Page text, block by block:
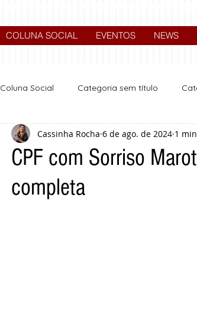
COLUNA SOCIAL EVENTOS NEWS
Coluna Social Categoria sem título
Nova categoria Expocrato 2024
CPF com Sorriso
completa
Cassinha Rocha 6 de ago. de 2024 1